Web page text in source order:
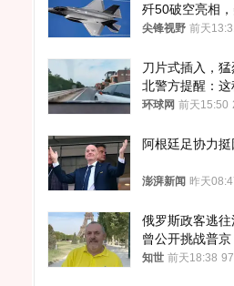
歼50破空亮相，
的技术被拿下
尖锋视野 前天
刀片式插入，
北警方提醒：这
车”，太危险了
环球网 前天15:50
阿根廷足协力
澎湃新闻 昨天
俄罗斯政客逃
曾公开挑战普京
知世 前天18:38